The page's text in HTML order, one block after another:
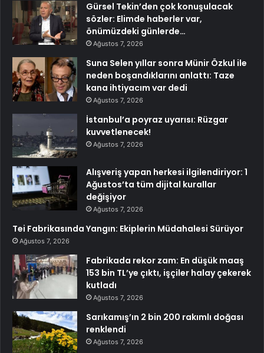
Gürsel Tekin’den çok konuşulacak
sözler: Elimde haberler var,
önümüzdeki günlerde…
Ağustos 7, 2026
Suna Selen yıllar sonra Münir Özkul ile
neden boşandıklarını anlattı: Taze
kana ihtiyacım var dedi
Ağustos 7, 2026
İstanbul’a poyraz uyarısı: Rüzgar
kuvvetlenecek!
Ağustos 7, 2026
Alışveriş yapan herkesi ilgilendiriyor: 1
Ağustos’ta tüm dijital kurallar
değişiyor
Ağustos 7, 2026
Tei Fabrikasında Yangın: Ekiplerin Müdahalesi Sürüyor
Ağustos 7, 2026
Fabrikada rekor zam: En düşük maaş
153 bin TL’ye çıktı, işçiler halay çekerek
kutladı
Ağustos 7, 2026
Sarıkamış’ın 2 bin 200 rakımlı doğası
renklendi
Ağustos 7, 2026